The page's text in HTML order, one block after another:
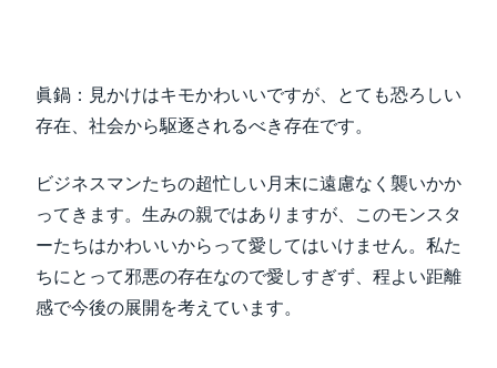
眞鍋：見かけはキモかわいいですが、とても恐ろしい
存在、社会から駆逐されるべき存在です。
ビジネスマンたちの超忙しい月末に遠慮なく襲いかか
ってきます。生みの親ではありますが、このモンスタ
ーたちはかわいいからって愛してはいけません。私た
ちにとって邪悪の存在なので愛しすぎず、程よい距離
感で今後の展開を考えています。